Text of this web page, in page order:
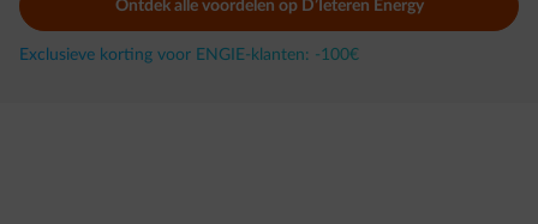
Ontdek alle voordelen op D’Ieteren Energy
Exclusieve korting voor ENGIE-klanten: -100€